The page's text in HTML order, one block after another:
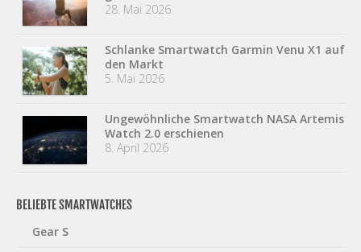
28. Mai 2026
Schlanke Smartwatch Garmin Venu X1 auf
den Markt
5. Mai 2026
Ungewöhnliche Smartwatch NASA Artemis
Watch 2.0 erschienen
8. April 2026
BELIEBTE SMARTWATCHES
Gear S